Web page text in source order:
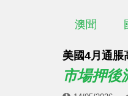
澳聞
美國4月通脹
市場押後